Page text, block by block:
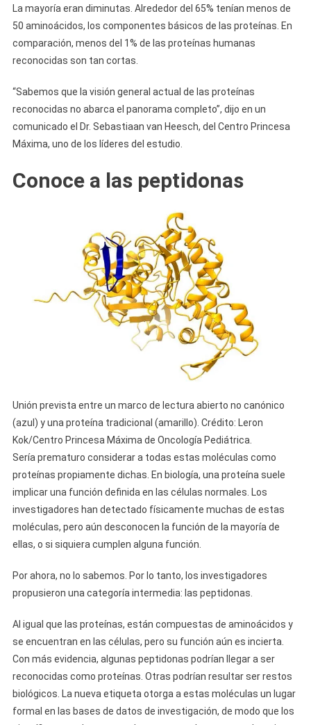
La mayoría eran diminutas. Alrededor del 65% tenían menos de
50 aminoácidos, los componentes básicos de las proteínas. En
comparación, menos del 1% de las proteínas humanas
reconocidas son tan cortas.
“Sabemos que la visión general actual de las proteínas
reconocidas no abarca el panorama completo”, dijo en un
comunicado el Dr. Sebastiaan van Heesch, del Centro Princesa
Máxima, uno de los líderes del estudio.
Conoce a las peptidonas
Unión prevista entre un marco de lectura abierto no canónico
(azul) y una proteína tradicional (amarillo). Crédito: Leron
Kok/Centro Princesa Máxima de Oncología Pediátrica.
Sería prematuro considerar a todas estas moléculas como
proteínas propiamente dichas. En biología, una proteína suele
implicar una función definida en las células normales. Los
investigadores han detectado físicamente muchas de estas
moléculas, pero aún desconocen la función de la mayoría de
ellas, o si siquiera cumplen alguna función.
Por ahora, no lo sabemos. Por lo tanto, los investigadores
propusieron una categoría intermedia: las peptidonas.
Al igual que las proteínas, están compuestas de aminoácidos y
se encuentran en las células, pero su función aún es incierta.
Con más evidencia, algunas peptidonas podrían llegar a ser
reconocidas como proteínas. Otras podrían resultar ser restos
biológicos. La nueva etiqueta otorga a estas moléculas un lugar
formal en las bases de datos de investigación, de modo que los